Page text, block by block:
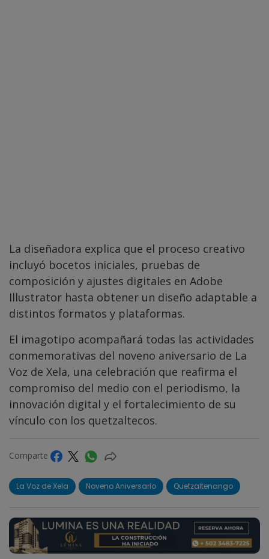
La diseñadora explica que el proceso creativo
incluyó bocetos iniciales, pruebas de
composición y ajustes digitales en Adobe
Illustrator hasta obtener un diseño adaptable a
distintos formatos y plataformas.
El imagotipo acompañará todas las actividades
conmemorativas del noveno aniversario de La
Voz de Xela, una celebración que reafirma el
compromiso del medio con el periodismo, la
innovación digital y el fortalecimiento de su
vínculo con los quetzaltecos.
Comparte
La Voz de Xela Noveno Aniversario Quetzaltenango